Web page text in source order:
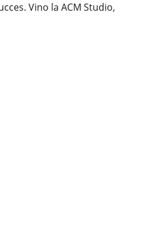
Vino la ACM Studio,